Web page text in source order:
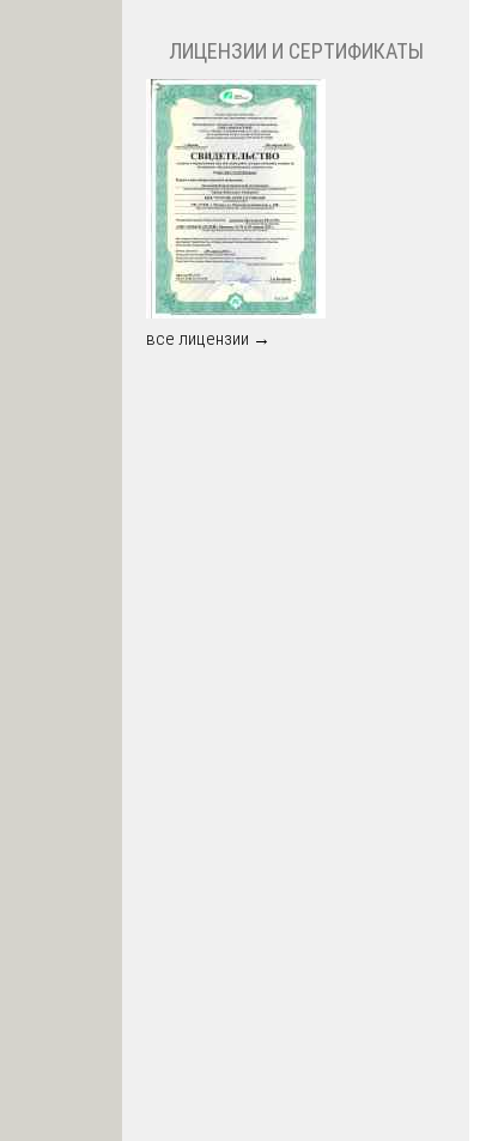
ЛИЦЕНЗИИ И СЕРТИФИКАТЫ
все лицензии →